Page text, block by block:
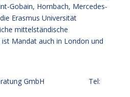
Gobain, Hornbach, Mercedes-
Erasmus Universität
mittelständische
Mandat auch in London und
GmbH Tel: